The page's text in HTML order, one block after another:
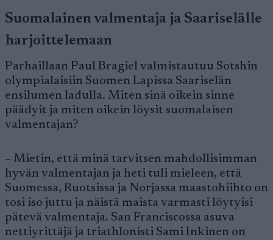
Suomalainen valmentaja ja Saariselälle
harjoittelemaan
Parhaillaan Paul Bragiel valmistautuu Sotshin
olympialaisiin Suomen Lapissa Saariselän
ensilumen ladulla. Miten sinä oikein sinne
päädyit ja miten oikein löysit suomalaisen
valmentajan?
– Mietin, että minä tarvitsen mahdollisimman
hyvän valmentajan ja heti tuli mieleen, että
Suomessa, Ruotsissa ja Norjassa maastohiihto on
tosi iso juttu ja näistä maista varmasti löytyisi
pätevä valmentaja. San Franciscossa asuva
nettiyrittäjä ja triathlonisti Sami Inkinen on